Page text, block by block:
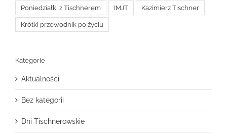
Poniedziałki z Tischnerem IMJT Kazimierz Tischner
Krótki przewodnik po życiu
Kategorie
Aktualności
Bez kategorii
Dni Tischnerowskie